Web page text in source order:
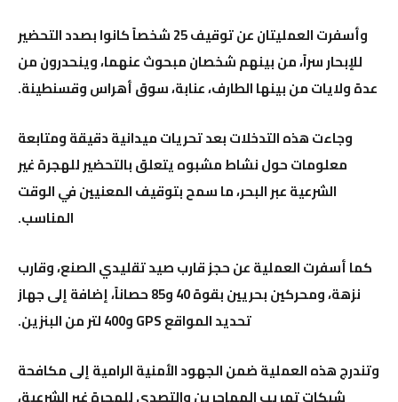
وأسفرت العمليتان عن توقيف 25 شخصاً كانوا بصدد التحضير
للإبحار سراً، من بينهم شخصان مبحوث عنهما، وينحدرون من
عدة ولايات من بينها الطارف، عنابة، سوق أهراس وقسنطينة.
وجاءت هذه التدخلات بعد تحريات ميدانية دقيقة ومتابعة
معلومات حول نشاط مشبوه يتعلق بالتحضير للهجرة غير
الشرعية عبر البحر، ما سمح بتوقيف المعنيين في الوقت
المناسب.
كما أسفرت العملية عن حجز قارب صيد تقليدي الصنع، وقارب
نزهة، ومحركين بحريين بقوة 40 و85 حصاناً، إضافة إلى جهاز
تحديد المواقع GPS و400 لتر من البنزين.
وتندرج هذه العملية ضمن الجهود الأمنية الرامية إلى مكافحة